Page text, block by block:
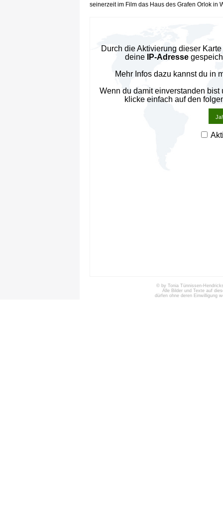
seinerzeit im Film das Haus des Grafen Orlok in
Durch die Aktivierung dieser
deine
IP-Adresse
Mehr Infos dazu kannst du in
Wenn du damit einverstanden
klicke einfach auf den
© by Tonia Tünnissen-
Alle Bilder und Texte auf
dürfen ohne deren Einwilligung